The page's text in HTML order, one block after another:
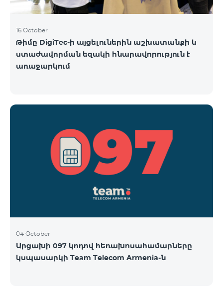
16 October
Թիմը DigiTec-ի այցելուներին աշխատանքի և
ստաժավորման եզակի հնարավորություն է
առաջարկում
04 October
Արցախի 097 կոդով հեռախոսահամարները
կսպասարկի Team Telecom Armenia-ն